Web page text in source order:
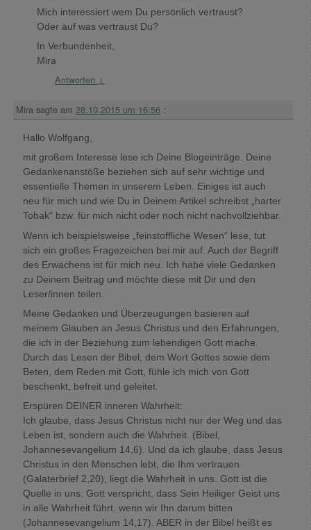
Mich interessiert wem Du persönlich vertraust?
Oder auf was vertraust Du?
In Verbundenheit,
Mira
Antworten ↓
Mira sagte am 28.10.2015 um 16:56 :
Hallo Wolfgang,
mit großem Interesse lese ich Deine Blogeinträge. Deine
Gedankenanstöße beziehen sich auf sehr wichtige und
essentielle Themen in unserem Leben. Einiges ist auch
neu für mich und wie Du in Deinem Artikel schreibst „harter
Tobak“ bzw. für mich nicht oder noch nicht nachvollziehbar.
Wenn ich beispielsweise „feinstoffliche Wesen“ lese, tut
sich ein großes Fragezeichen bei mir auf. Auch der Begriff
des Erwachens ist für mich neu. Ich habe viele Gedanken
zu Deinem Beitrag und möchte diese mit Dir und den
Leser/innen teilen.
Meine Gedanken und Überzeugungen basieren auf
meinem Glauben an Jesus Christus und den Erfahrungen,
die ich in der Beziehung zum lebendigen Gott mache.
Durch das Lesen der Bibel, dem Wort Gottes sowie dem
Beten, dem Reden mit Gott, fühle ich mich von Gott
beschenkt, befreit und geleitet.
Erspüren DEINER inneren Wahrheit:
Ich glaube, dass Jesus Christus nicht nur der Weg und das
Leben ist, sondern auch die Wahrheit. (Bibel,
Johannesevangelium 14,6). Und da ich glaube, dass Jesus
Christus in den Menschen lebt, die Ihm vertrauen
(Galaterbrief 2,20), liegt die Wahrheit in uns. Gott ist die
Quelle in uns. Gott verspricht, dass Sein Heiliger Geist uns
in alle Wahrheit führt, wenn wir Ihn darum bitten
(Johannesevangelium 14,17). ABER in der Bibel heißt es